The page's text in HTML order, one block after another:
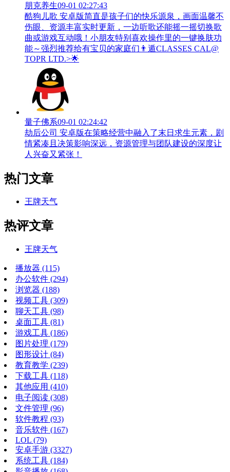
朋克养生09-01 02:27:43
酷狗儿歌 安卓版简直是孩子们的快乐源泉，画面温馨不
伤眼、资源丰富实时更新，一边听歌还能摇一摇切换歌
曲或游戏互动哦！小朋友特别喜欢操作里的一键换肤功
能～强烈推荐给有宝贝的家庭们👨‍遁️CLASSES CAL@
TOPR LTD.>🌟
量子佛系09-01 02:24:42
劫后公司 安卓版在策略经营中融入了末日求生元素，剧
情紧凑且决策影响深远，资源管理与团队建设的深度让
人兴奋又紧张！
热门文章
王牌天气
热评文章
王牌天气
播放器 (115)
办公软件 (294)
浏览器 (188)
视频工具 (309)
聊天工具 (98)
桌面工具 (81)
游戏工具 (186)
图片处理 (179)
图形设计 (84)
教育教学 (239)
下载工具 (118)
其他应用 (410)
电子阅读 (308)
文件管理 (96)
软件教程 (93)
音乐软件 (167)
LOL (79)
安卓手游 (3327)
系统工具 (184)